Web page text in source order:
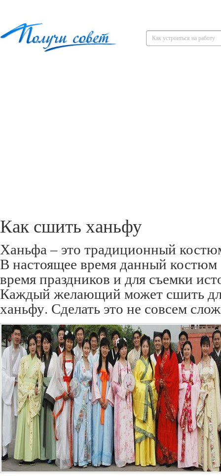
Как сшить ханьфу
Ханьфа – это традиционный
В настоящее время данный костюм
время праздников и для съемки
Каждый желающий может сшить
ханьфу. Сделать это не совсем